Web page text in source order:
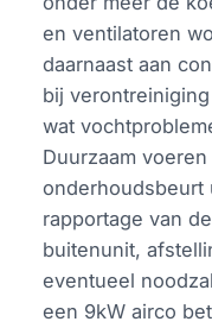
en ventilatoren
daarnaast aan
bij
wat
Duurzaam
onderhoudsbeurt
rapportage van
buitenunit,
eventueel
een 9kW airco